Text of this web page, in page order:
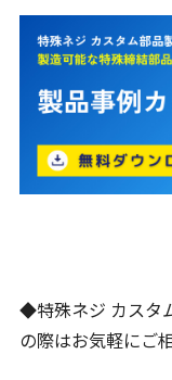
◆特殊ネジ カスタ
の際はお気軽にご